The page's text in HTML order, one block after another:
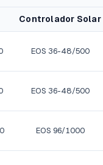
Controlador Solar
EOS 36-48/500
EOS 36-48/500
EOS 96/1000